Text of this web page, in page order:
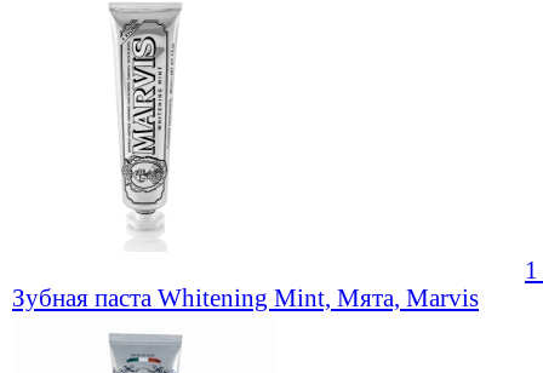
Зубная паста Whitening Mint, Мята, Marvis